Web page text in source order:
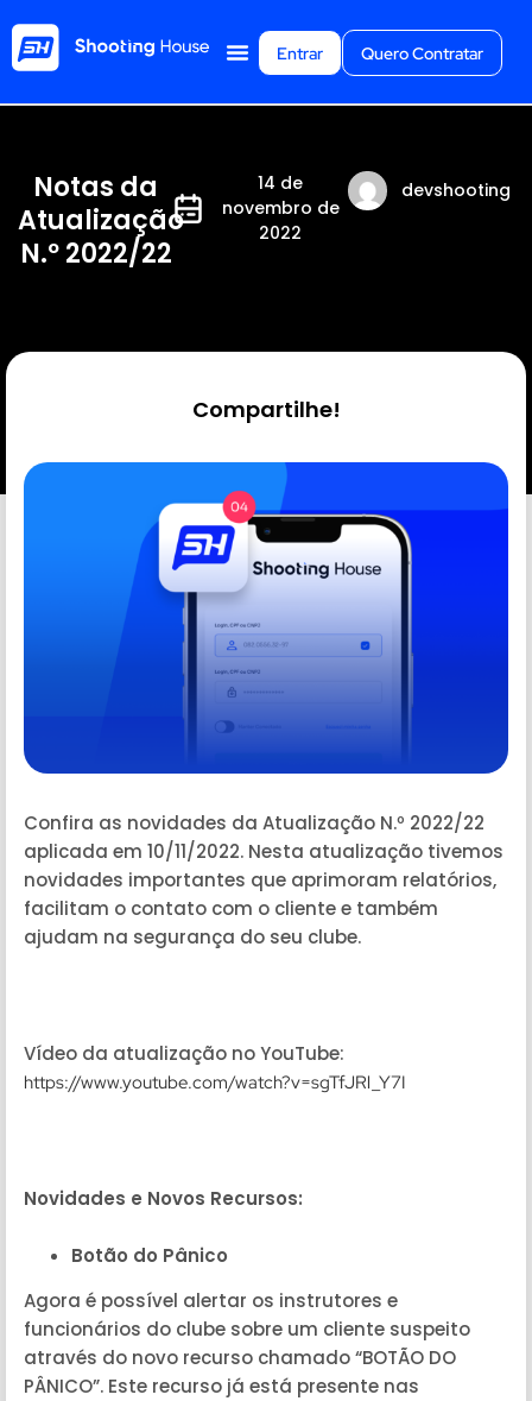
Quero Contratar
Entrar
Notas da
Atualização
N.º 2022/22
14 de
novembro de
2022
devshooting
Compartilhe!
Confira as novidades da Atualização N.º 2022/22
aplicada em 10/11/2022. Nesta atualização tivemos
novidades importantes que aprimoram relatórios,
facilitam o contato com o cliente e também
ajudam na segurança do seu clube.
Vídeo da atualização no YouTube:
https://www.youtube.com/watch?v=sgTfJRl_Y7I
Novidades e Novos Recursos:
Botão do Pânico
Agora é possível alertar os instrutores e
funcionários do clube sobre um cliente suspeito
através do novo recurso chamado “BOTÃO DO
PÂNICO”. Este recurso já está presente nas